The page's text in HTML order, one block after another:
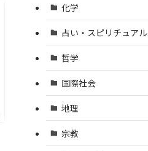
化学
占い・スピリチュアル
哲学
国際社会
地理
宗教